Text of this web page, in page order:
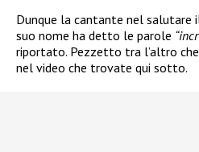
Dunque la cantante nel salutare
suo nome ha detto le parole
riportato. Pezzetto tra l’altro
nel video che trovate qui sotto.